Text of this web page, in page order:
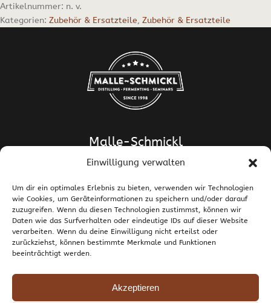
Einwilligung verwalten
Um dir ein optimales Erlebnis zu bieten, verwenden wir Technologien
wie Cookies, um Geräteinformationen zu speichern und/oder darauf
zuzugreifen. Wenn du diesen Technologien zustimmst, können wir
Daten wie das Surfverhalten oder eindeutige IDs auf dieser Website
verarbeiten. Wenn du deine Einwilligung nicht erteilst oder
zurückziehst, können bestimmte Merkmale und Funktionen
beeinträchtigt werden.
Akzeptieren
Artikelnummer: n. v.
Kategorien: Zubehör & Ersatzteile, Zubehör & Ersatzteile
Malle-Schmickl
Dipl.-Ing. Dr. Helge Schmickl
Dipl.-Ing. Dr. Bettina Malle-Schmickl
Ehrentalerstrasse 39
9020 Klagenfurt am Wörthersee / Österreich
T +43 463 437786
Esupport@malle-schmickl.net
Kontakt / Impressum
Widerruf und Rücksendungen
Versand und Zahlung
Allgemeine Geschäftsbedingungen
Cookie-Richtlinie (EU)